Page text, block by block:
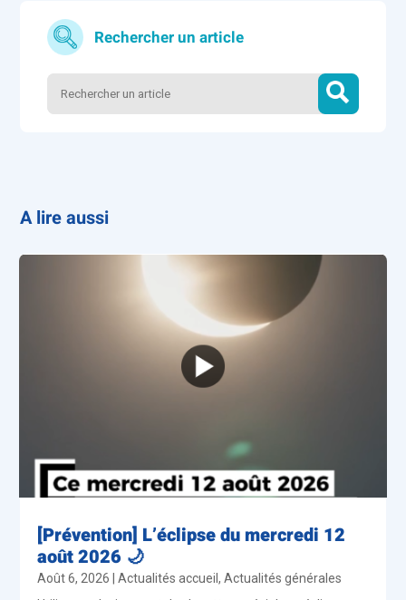
Rechercher un article
A lire aussi
[Prévention] L’éclipse du mercredi 12
août 2026 🌙
Août 6, 2026 |Actualités accueil,Actualités générales